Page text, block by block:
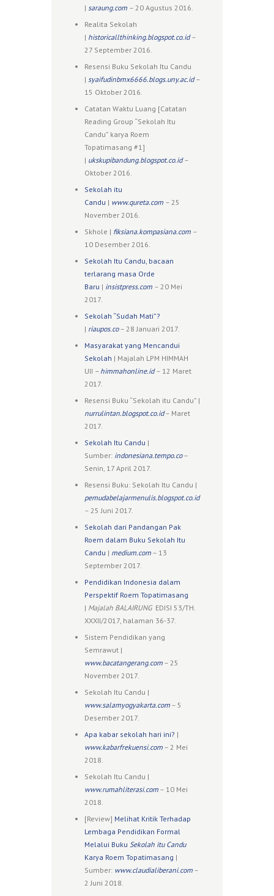
| saraung.com – 20 Agustus 2016.
Realita Sekolah
| historicallthinking.blogspot.co.id –
27 September 2016.
Resensi Buku Sekolah Itu Candu
| syaifudinbmx6666.blogs.uny.ac.id –
15 Oktober 2016.
Catatan Waktu Luang [Catatan
Reading Group “Sekolah Itu
Candu” karya Roem
Topatimasang #1]
| ukskupibandung.blogspot.co.id –
Oktober 2016.
Sekolah itu
Candu | www.qureta.com – 25
November 2016.
Skhole | fiksiana.kompasiana.com –
10 Desember 2016.
Sekolah Itu Candu, bacaan
terlarang masa Orde
Baru | insistpress.com – 20 Mei
2017.
Sekolah “Sudah Mati”?
| riaupos.co– 28 Januari 2017.
Masyarakat yang Mencandui
Sekolah | Majalah LPM HIMMAH
UII – himmahonline.id – 12 Maret
2017.
Resensi Buku “Sekolah itu Candu” |
nurrulintan.blogspot.co.id– Maret
2017.
Sekolah Itu Candu |
Sumber: indonesiana.tempo.co–
Senin, 17 April 2017.
Resensi Buku: Sekolah Itu Candu |
pemudabelajarmenulis.blogspot.co.id
– 25 Juni 2017.
Sekolah dari Pandangan Pak
Roem dalam Buku Sekolah Itu
Candu | medium.com – 13
September 2017.
Pendidikan Indonesia dalam
Perspektif Roem Topatimasang
| Majalah BALAIRUNG EDISI 53/TH.
XXXII/2017, halaman 36-37.
Sistem Pendidikan yang
Semrawut |
www.bacatangerang.com – 25
November 2017.
Sekolah Itu Candu |
www.salamyogyakarta.com – 5
Desember 2017.
Apa kabar sekolah hari ini? |
www.kabarfrekuensi.com – 2 Mei
2018.
Sekolah Itu Candu |
www.rumahliterasi.com – 10 Mei
2018.
[Review] Melihat Kritik Terhadap
Lembaga Pendidikan Formal
Melalui Buku Sekolah itu Candu
Karya Roem Topatimasang |
Sumber: www.claudialiberani.com –
2 Juni 2018.